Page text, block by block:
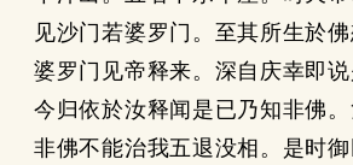
见沙门若婆罗门。至其所生於
婆罗门见帝释来。深自庆幸即
今归依於汝释闻是已乃知非佛
非佛不能治我五退没相。是时